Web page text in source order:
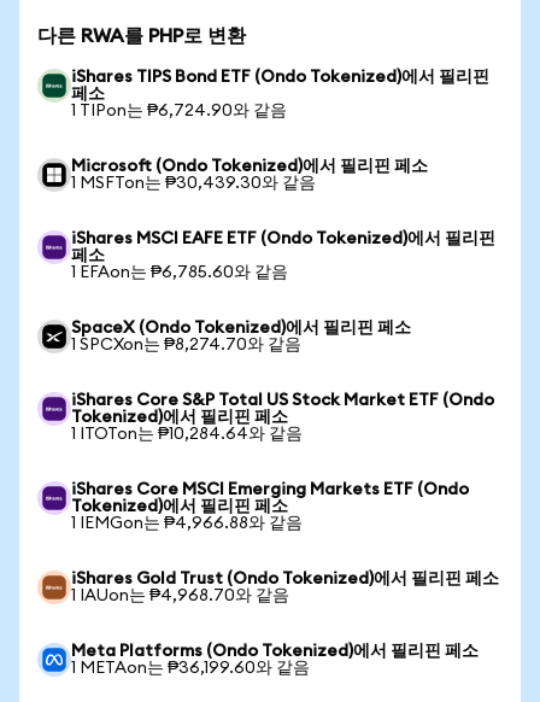
다른 RWA를 PHP로 변환
iShares TIPS Bond ETF (Ondo Tokenized)에서 필리핀
페소
1 TIPon는 ₱6,724.90와 같음
Microsoft (Ondo Tokenized)에서 필리핀 페소
1 MSFTon는 ₱30,439.30와 같음
iShares MSCI EAFE ETF (Ondo Tokenized)에서 필리핀
페소
1 EFAon는 ₱6,785.60와 같음
SpaceX (Ondo Tokenized)에서 필리핀 페소
1 SPCXon는 ₱8,274.70와 같음
iShares Core S&P Total US Stock Market ETF (Ondo
Tokenized)에서 필리핀 페소
1 ITOTon는 ₱10,284.64와 같음
iShares Core MSCI Emerging Markets ETF (Ondo
Tokenized)에서 필리핀 페소
1 IEMGon는 ₱4,966.88와 같음
iShares Gold Trust (Ondo Tokenized)에서 필리핀 페소
1 IAUon는 ₱4,968.70와 같음
Meta Platforms (Ondo Tokenized)에서 필리핀 페소
1 METAon는 ₱36,199.60와 같음